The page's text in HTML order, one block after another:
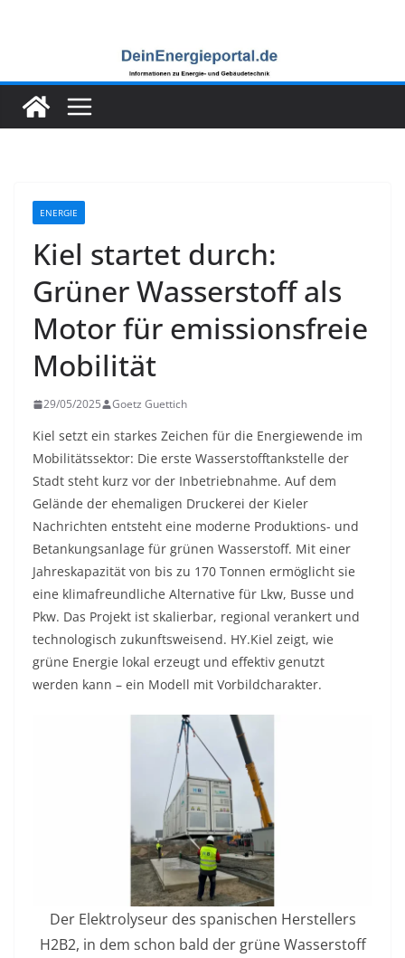
ENERGIE
Kiel startet durch:
Grüner Wasserstoff als
Motor für emissionsfreie
Mobilität
29/05/2025 Goetz Guettich
Kiel setzt ein starkes Zeichen für die Energiewende im
Mobilitätssektor: Die erste Wasserstofftankstelle der
Stadt steht kurz vor der Inbetriebnahme. Auf dem
Gelände der ehemaligen Druckerei der Kieler
Nachrichten entsteht eine moderne Produktions- und
Betankungsanlage für grünen Wasserstoff. Mit einer
Jahreskapazität von bis zu 170 Tonnen ermöglicht sie
eine klimafreundliche Alternative für Lkw, Busse und
Pkw. Das Projekt ist skalierbar, regional verankert und
technologisch zukunftsweisend. HY.Kiel zeigt, wie
grüne Energie lokal erzeugt und effektiv genutzt
werden kann – ein Modell mit Vorbildcharakter.
Der Elektrolyseur des spanischen Herstellers
H2B2, in dem schon bald der grüne Wasserstoff